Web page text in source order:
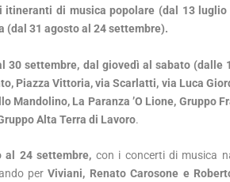
itineranti di musica popolare (dal 13
(dal 31 agosto al 24 settembre).
30 settembre, dal giovedì al sabato (dalle
Piazza Vittoria, via Scarlatti, via Luca
Mandolino, La Paranza ’O Lione, Gruppo
Alta Terra di Lavoro.
al 24 settembre, con i concerti di musica
per Viviani, Renato Carosone e